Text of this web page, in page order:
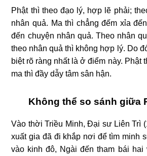
Phật thì theo đạo lý, hợp lẽ phải;
nhân quả. Ma thì chẳng đếm xỉa
đến chuyện nhân quả. Theo nhân
theo nhân quả thì không hợp lý. Do
biệt rõ ràng nhất là ở điểm này. Phật
ma thì đầy dẫy tâm sân hận.
Không thể so sánh giữa
Vào thời Triều Minh, Đại sư Liên Trì
xuất gia đã đi khắp nơi để tìm minh
vào kinh đô, Ngài đến tham bái hai